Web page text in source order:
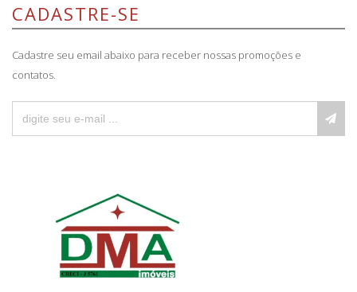
CADASTRE-SE
Cadastre seu email abaixo para receber nossas promoções e
contatos.